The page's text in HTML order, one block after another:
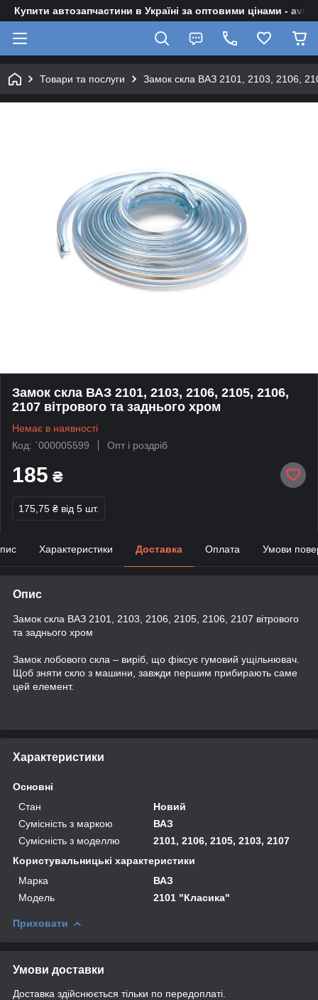
Купити автозапчастини в Україні за оптовими цінами -
Товари та послуги Замок скла ВАЗ 2101, 2103, 2106,
Замок скла ВАЗ 2101, 2103, 2106, 2105, 2106,
2107 вітрового та заднього хром
Немає в наявності
Код: `000005599
Опт і роздріб
185 ₴
175,75 ₴ від 5 шт.
Характеристики Доставка Оплата Умови
Опис
Замок скла ВАЗ 2101, 2103, 2106, 2105, 2106, 2107 вітрового
та заднього хром
Замок лобового скла – виріб, що фіксує гумовий ущільнювач.
Щоб зняти скло з машини, завжди першим прибирають саме
цей елемент.
Характеристики
Основні
Стан
Новий
Сумісність з маркою
ВАЗ
Сумісність з моделлю
2101, 2106, 2105, 2103, 2107
Користувальницькі характеристики
Марка
ВАЗ
Мoдель
2101 "Класика"
Приховати
Умови доставки
Доставка здійснюється тільки по передоплаті.